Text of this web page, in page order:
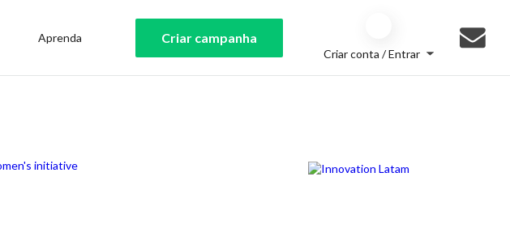
Aprenda Criar campanha
Criar conta / Entrar